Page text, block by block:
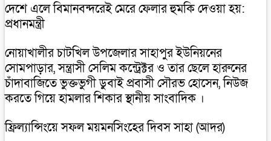
দেশে এলে বিমানবন্দরেই মেরে ফেলার হুমকি দেওয়া হয়:
প্রধানমন্ত্রী
নোয়াখালীর চাটখিল উপজেলার সাহাপুর ইউনিয়নের
সোমপাড়ার, সন্ত্রাসী সেলিম কন্ট্রেক্টর ও তার ছেলে হারুনের
চাঁদাবাজিতে ভুক্তভুগী ডুবাই প্রবাসী সৌরভ হোসেন, নিউজ
করতে গিয়ে হামলার শিকার স্থানীয় সাংবাদিক ।
ফ্রিল্যান্সিংয়ে সফল ময়মনসিংহের দিবস সাহা (আদর)